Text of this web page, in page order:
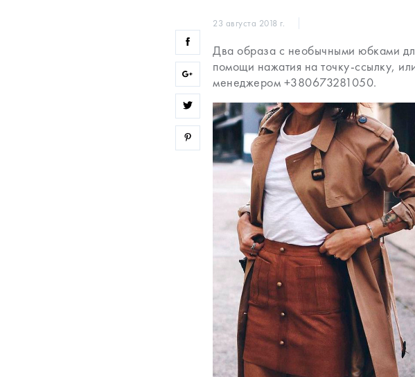
23 августа 2018 г.
Два образа с необычными юбками
помощи нажатия на точку-ссылку,
менеджером +380673281050.